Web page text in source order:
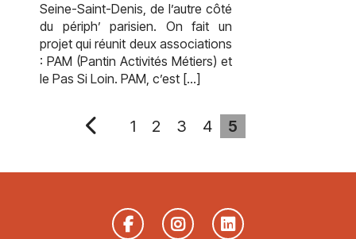
Seine-Saint-Denis, de l’autre côté
du périph’ parisien. On fait un
projet qui réunit deux associations
: PAM (Pantin Activités Métiers) et
le Pas Si Loin. PAM, c’est […]
1 2 3 4 5